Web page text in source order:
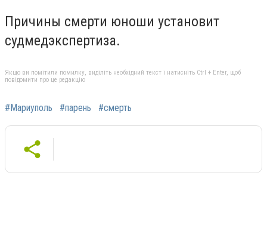
Причины смерти юноши установит
судмедэкспертиза.
Якщо ви помітили помилку, виділіть необхідний текст і натисніть Ctrl + Enter, щоб
повідомити про це редакцію
#Мариуполь #парень #смерть